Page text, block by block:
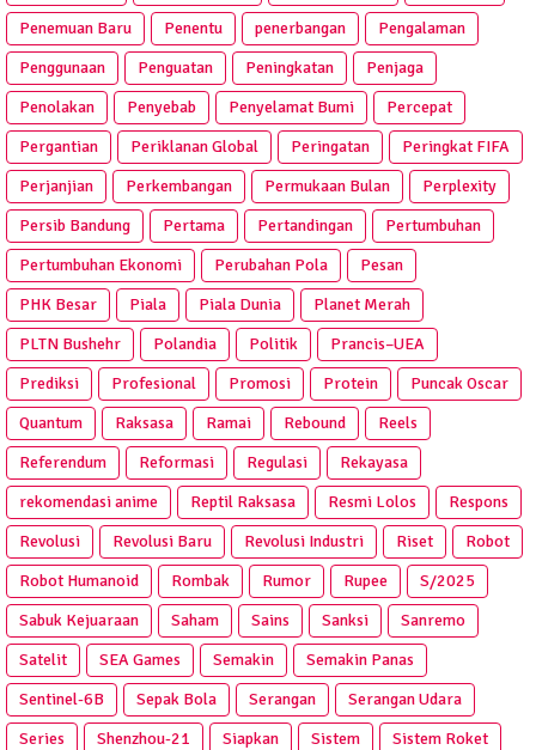
Penemuan Baru
Penentu penerbangan
Pengalaman
Penggunaan
Penguatan Peningkatan
Penjaga
Penolakan
Penyebab Penyelamat Bumi
Percepat
Pergantian
Periklanan Global Peringatan
Peringkat FIFA
Perjanjian
Perkembangan Permukaan Bulan
Perplexity
Persib Bandung
Pertama Pertandingan
Pertumbuhan
Pertumbuhan Ekonomi
Perubahan Pola
Pesan
PHK Besar
Piala Piala Dunia
Planet Merah
PLTN Bushehr
Polandia Politik
Prancis–UEA
Prediksi
Profesional Promosi Protein
Puncak Oscar
Quantum
Raksasa Ramai Rebound
Reels
Referendum
Reformasi Regulasi
Rekayasa
rekomendasi anime
Reptil Raksasa Resmi Lolos
Respons
Revolusi
Revolusi Baru Revolusi Industri Riset
Robot
Robot Humanoid
Rombak Rumor Rupee
S/2025
Sabuk Kejuaraan
Saham Sains Sanksi
Sanremo
Satelit
SEA Games Semakin
Semakin Panas
Sentinel-6B
Sepak Bola Serangan
Serangan Udara
Series
Shenzhou-21 Siapkan Sistem
Sistem Roket